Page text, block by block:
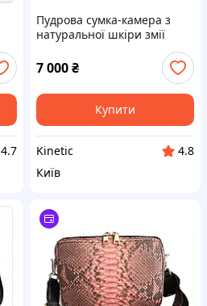
4.7
Пудрова сумка-камера з
натуральної шкіри змії
7 000₴
Купити
Kinetic
4.8
Київ